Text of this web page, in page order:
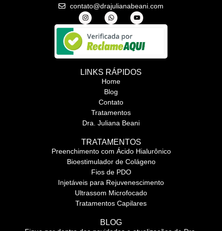
contato@drajulianabeani.com
LINKS RÁPIDOS
Home
Blog
Contato
Tratamentos
Dra. Juliana Beani
TRATAMENTOS
Preenchimento com Ácido Hialurônico
Bioestimulador de Colágeno
Fios de PDO
Injetáveis para Rejuvenescimento
Ultrassom Microfocado
Tratamentos Capilares
BLOG